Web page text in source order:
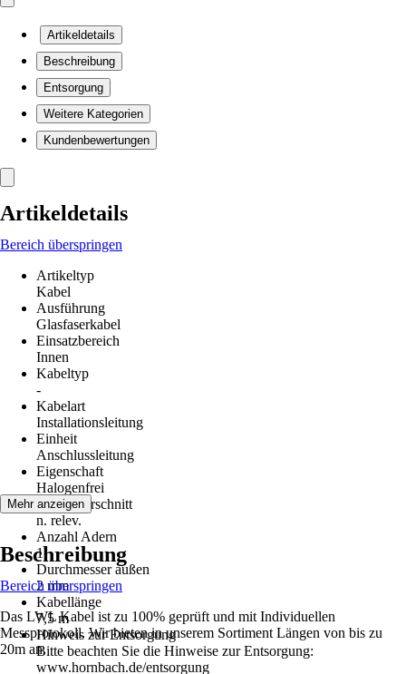
Artikeldetails
Beschreibung
Entsorgung
Weitere Kategorien
Kundenbewertungen
Artikeldetails
Bereich überspringen
Artikeltyp
Kabel
Ausführung
Glasfaserkabel
Einsatzbereich
Innen
Kabeltyp
-
Kabelart
Installationsleitung
Einheit
Anschlussleitung
Eigenschaft
Halogenfrei
Leiterquerschnitt
n. relev.
Anzahl Adern
1
Durchmesser außen
2 mm
Kabellänge
7,5 m
Hinweis zur Entsorgung
Bitte beachten Sie die Hinweise zur Entsorgung:
www.hornbach.de/entsorgung
Mehr anzeigen
Beschreibung
Bereich überspringen
Das LWL Kabel ist zu 100% geprüft und mit Individuellen
Messprotokoll. Wir bieten in unserem Sortiment Längen von bis zu
20m an.